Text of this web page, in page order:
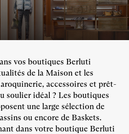
vos boutiques Berluti
de la Maison et les
accessoires et prêt-
soulier idéal ? Les boutiques
une large sélection de
ou encore de Baskets.
dans votre boutique Berluti